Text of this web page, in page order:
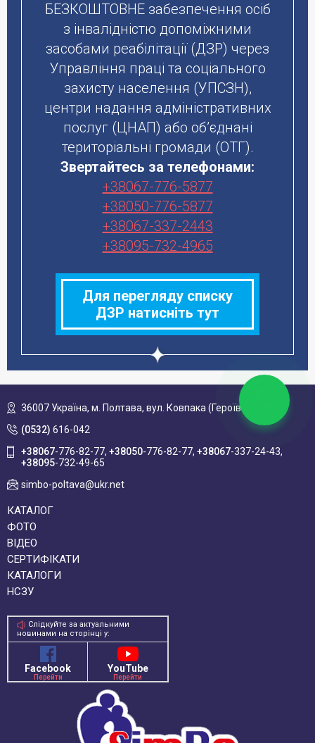
БЕЗКОШТОВНЕ забезпечення осіб
з інвалідністю допоміжними
засобами реабілітації (ДЗР) через
Управління праці та соціального
захисту населення (УПСЗН),
центри надання адміністративних
послуг (ЦНАП) або об’єднані
територіальні громади (ОТГ).
Звертайтесь за телефонами:
+38067-776-5877
+38050-776-5877
+38067-337-2443
+38095-732-4965
Для перегляду списку
ДЗР натисніть тут
36007 Україна, м. Полтава, вул. Ковпака (Героїв ОУН), 53
(0532) 616-042
+38067-776-82-77 +38050-776-82-77 +38067-337-24-43
+38095-732-49-65
simbo-poltava@ukr.net
КАТАЛОГ
ФОТО
ВІДЕО
СЕРТИФІКАТИ
КАТАЛОГИ
НСЗУ
Слідкуйте за актуальними
новинами на сторінці у:
Facebook
Перейти
YouTube
Перейти